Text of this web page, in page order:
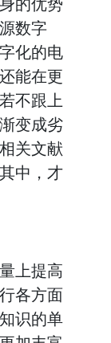
数字
化的电
能在更
不跟上
变成劣
关文献
中，才
上提高
各方面
识的单